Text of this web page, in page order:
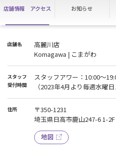
店舗情報 アクセス お知らせ
店舗名
高麗川店
Komagawa | こまがわ
スタッフ
受付時間
スタッフアワー：10:00～
（2023年4月より毎週水曜
住所
〒350-1231
埼玉県日高市鹿山247-6 1-2F
地図